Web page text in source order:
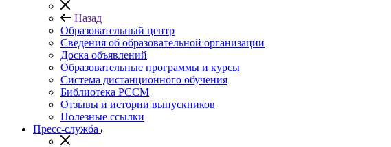
Назад
Образовательный центр
Сведения об образовательной организации
Доска объявлений
Образовательные программы и курсы
Система дистанционного обучения
Библиотека РССМ
Отзывы и истории выпускников
Полезные ссылки
Пресс-служба